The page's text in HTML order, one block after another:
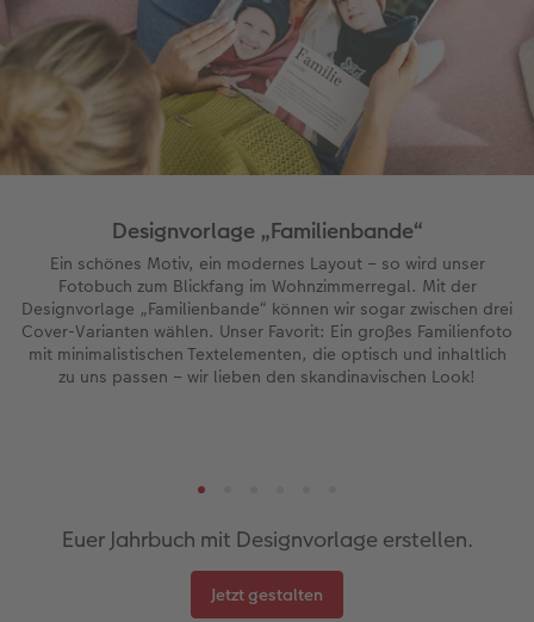
Designvorlage „Familienbande“
Ein schönes Motiv, ein modernes Layout – so wird unser
Fotobuch zum Blickfang im Wohnzimmerregal. Mit der
Designvorlage „Familienbande“ können wir sogar zwischen drei
Cover-Varianten wählen. Unser Favorit: Ein großes Familienfoto
mit minimalistischen Textelementen, die optisch und inhaltlich
zu uns passen – wir lieben den skandinavischen Look!
Euer Jahrbuch mit Designvorlage erstellen.
Jetzt gestalten